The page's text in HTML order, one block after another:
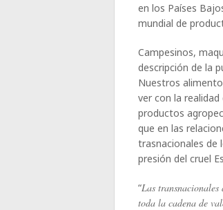
en los Países
mundial de
Campesinos,
descripción de la
Nuestros
ver con la
productos
que en las
trasnacionales de
presión del cruel
“Las
toda la cadena de